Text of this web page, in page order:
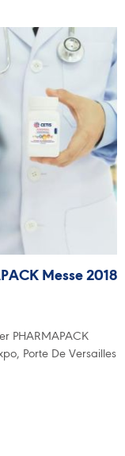
Messe 2018
PHARMAPACK
Porte De Versailles